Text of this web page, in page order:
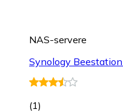
NAS-servere
Synology
(1)